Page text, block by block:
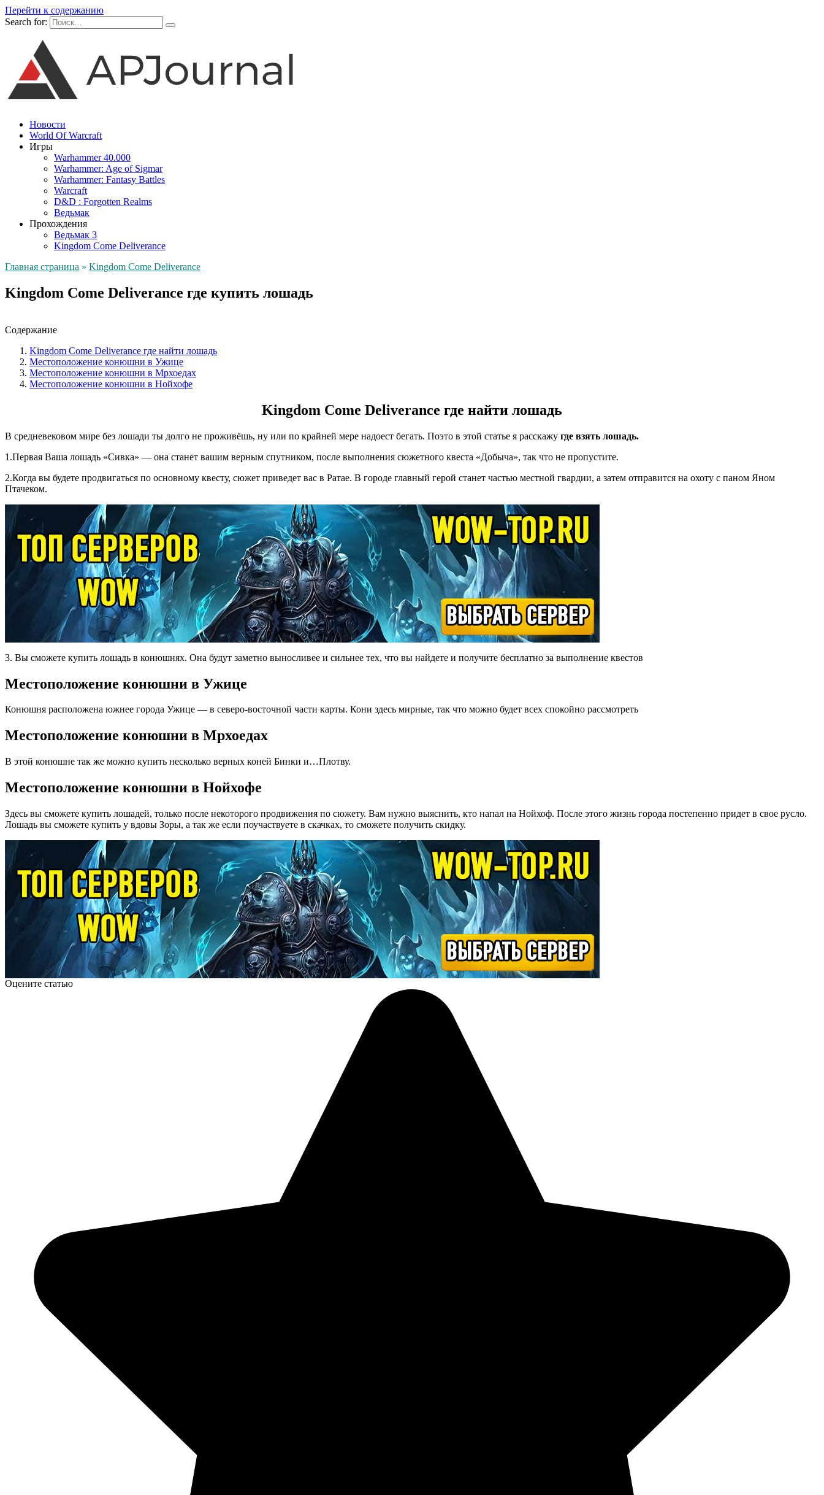
Перейти к содержанию
Search for:
Новости
World Of Warcraft
Игры
Warhammer 40.000
Warhammer: Age of Sigmar
Warhammer: Fantasy Battles
Warcraft
D&D : Forgotten Realms
Ведьмак
Прохождения
Ведьмак 3
Kingdom Come Deliverance
Главная страница » Kingdom Come Deliverance
Kingdom Come Deliverance где купить лошадь
Содержание
Kingdom Come Deliverance где найти лошадь
Местоположение конюшни в Ужице
Местоположение конюшни в Мрхоедах
Местоположение конюшни в Нойхофе
Kingdom Come Deliverance где найти лошадь
В средневековом мире без лошади ты долго не проживёшь, ну или по крайней мере надоест бегать. Поэто в этой статье я расскажу где взять лошадь.
1.Первая Ваша лошадь «Сивка» — она станет вашим верным спутником, после выполнения сюжетного квеста «Добыча», так что не пропустите.
2.Когда вы будете продвигаться по основному квесту, сюжет приведет вас в Ратае. В городе главный герой станет частью местной гвардии, а затем отправится на охоту с паном Яном
Птачеком.
3. Вы сможете купить лошадь в конюшнях. Она будут заметно выносливее и сильнее тех, что вы найдете и получите бесплатно за выполнение квестов
Местоположение конюшни в Ужице
Конюшня расположена южнее города Ужице — в северо-восточной части карты. Кони здесь мирные, так что можно будет всех спокойно рассмотреть
Местоположение конюшни в Мрхоедах
В этой конюшне так же можно купить несколько верных коней Бинки и…Плотву.
Местоположение конюшни в Нойхофе
Здесь вы сможете купить лошадей, только после некоторого продвижения по сюжету. Вам нужно выяснить, кто напал на Нойхоф. После этого жизнь города постепенно придет в свое русло.
Лошадь вы сможете купить у вдовы Зоры, а так же если поучаствуете в скачках, то сможете получить скидку.
Оцените статью